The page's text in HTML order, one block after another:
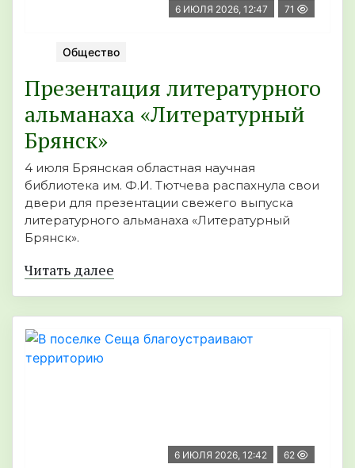
6 ИЮЛЯ 2026, 12:47 71
Общество
Презентация литературного
альманаха «Литературный
Брянск»
4 июля Брянская областная научная
библиотека им. Ф.И. Тютчева распахнула свои
двери для презентации свежего выпуска
литературного альманаха «Литературный
Брянск».
Читать далее
6 ИЮЛЯ 2026, 12:42 62